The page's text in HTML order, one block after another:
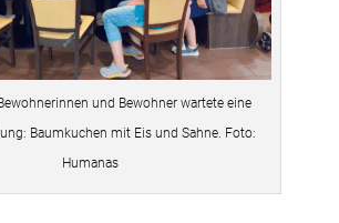
und Bewohner wartete eine
Baumkuchen mit Eis und Sahne. Foto:
Humanas